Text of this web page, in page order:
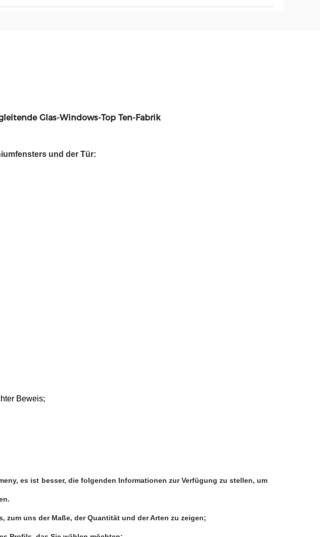
Glas-Windows-Top Ten-Fabrik
und der Tür:
Beweis;
es ist besser, die folgenden Informationen zur Verfügung zu stellen, um
uns der Maße, der Quantität und der Arten zu zeigen;